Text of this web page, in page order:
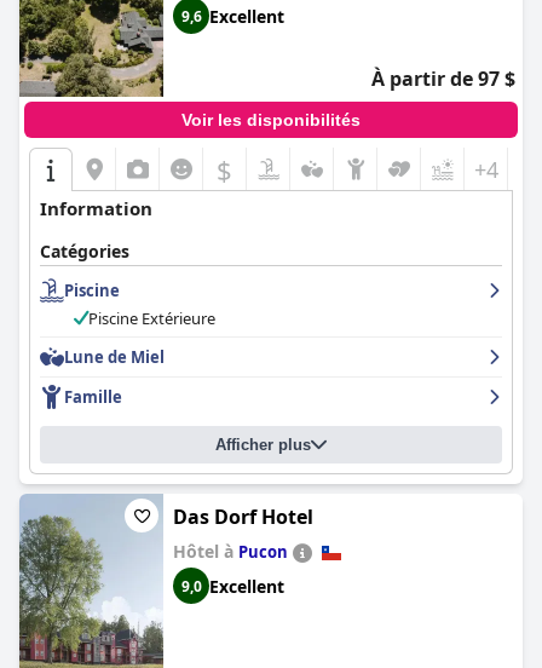
9,6 Excellent
À partir de 97 $
Voir les disponibilités
$ +4
Information
Catégories
Piscine
Piscine Extérieure
Lune de Miel
Famille
Afficher plus
Das Dorf Hotel
Hôtel à Pucon
9,0 Excellent